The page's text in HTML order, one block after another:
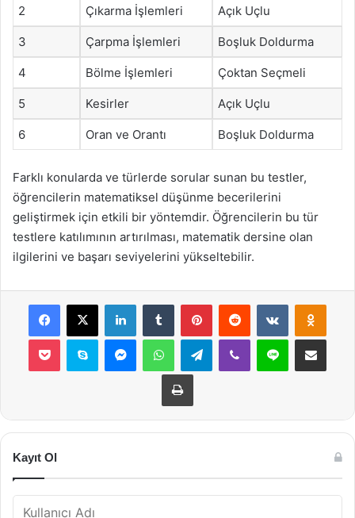
2 Çıkarma İşlemleri Açık Uçlu
3 Çarpma İşlemleri Boşluk Doldurma
4 Bölme İşlemleri Çoktan Seçmeli
5 Kesirler Açık Uçlu
6 Oran ve Orantı Boşluk Doldurma
Farklı konularda ve türlerde sorular sunan bu testler,
öğrencilerin matematiksel düşünme becerilerini
geliştirmek için etkili bir yöntemdir. Öğrencilerin bu tür
testlere katılımının artırılması, matematik dersine olan
ilgilerini ve başarı seviyelerini yükseltebilir.
Facebook
X LinkedInTumblr PinterestReddit VKontakte
Pocket Skype MessengerWhatsAppTelegramViber Line E-Posta ile
Yazdır
Kayıt Ol